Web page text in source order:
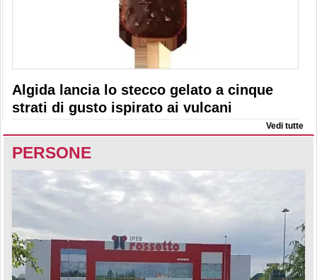
Algida lancia lo stecco gelato a cinque
strati di gusto ispirato ai vulcani
Vedi tutte
PERSONE